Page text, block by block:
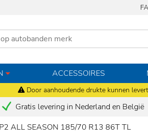
Door aanhoudende drukte kunnen
ACCESSOIRES
Gratis levering in Nederland en België
ALL SEASON 185/70 R13 86T TL